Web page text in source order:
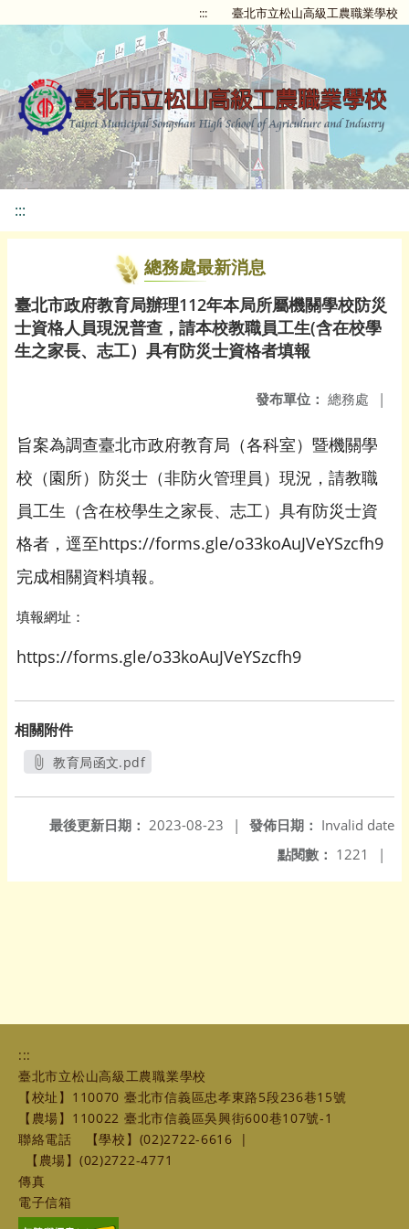
::: 臺北市立松山高級工農職業學校
:::
總務處最新消息
臺北市政府教育局辦理112年本局所屬機關學校防災
士資格人員現況普查，請本校教職員工生(含在校學
生之家長、志工）具有防災士資格者填報
發布單位： 總務處 |
旨案為調查臺北市政府教育局（各科室）暨機關學
校（園所）防災士（非防火管理員）現況，請教職
員工生（含在校學生之家長、志工）具有防災士資
格者，逕至https://forms.gle/o33koAuJVeYSzcfh9
完成相關資料填報。
填報網址：
https://forms.gle/o33koAuJVeYSzcfh9
相關附件
教育局函文.pdf
發佈日期： Invalid date
最後更新日期： 2023-08-23
|
點閱數： 1221 |
:::
臺北市立松山高級工農職業學校
【校址】110070 臺北市信義區忠孝東路5段236巷15號
【農場】110022 臺北市信義區吳興街600巷107號-1
聯絡電話
【學校】(02)2722-6616
|
【農場】(02)2722-4771
傳真
電子信箱